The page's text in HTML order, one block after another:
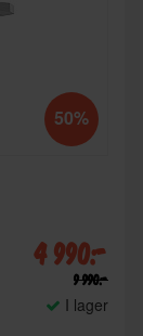
50%
4 990:-
9 990:-
I lager